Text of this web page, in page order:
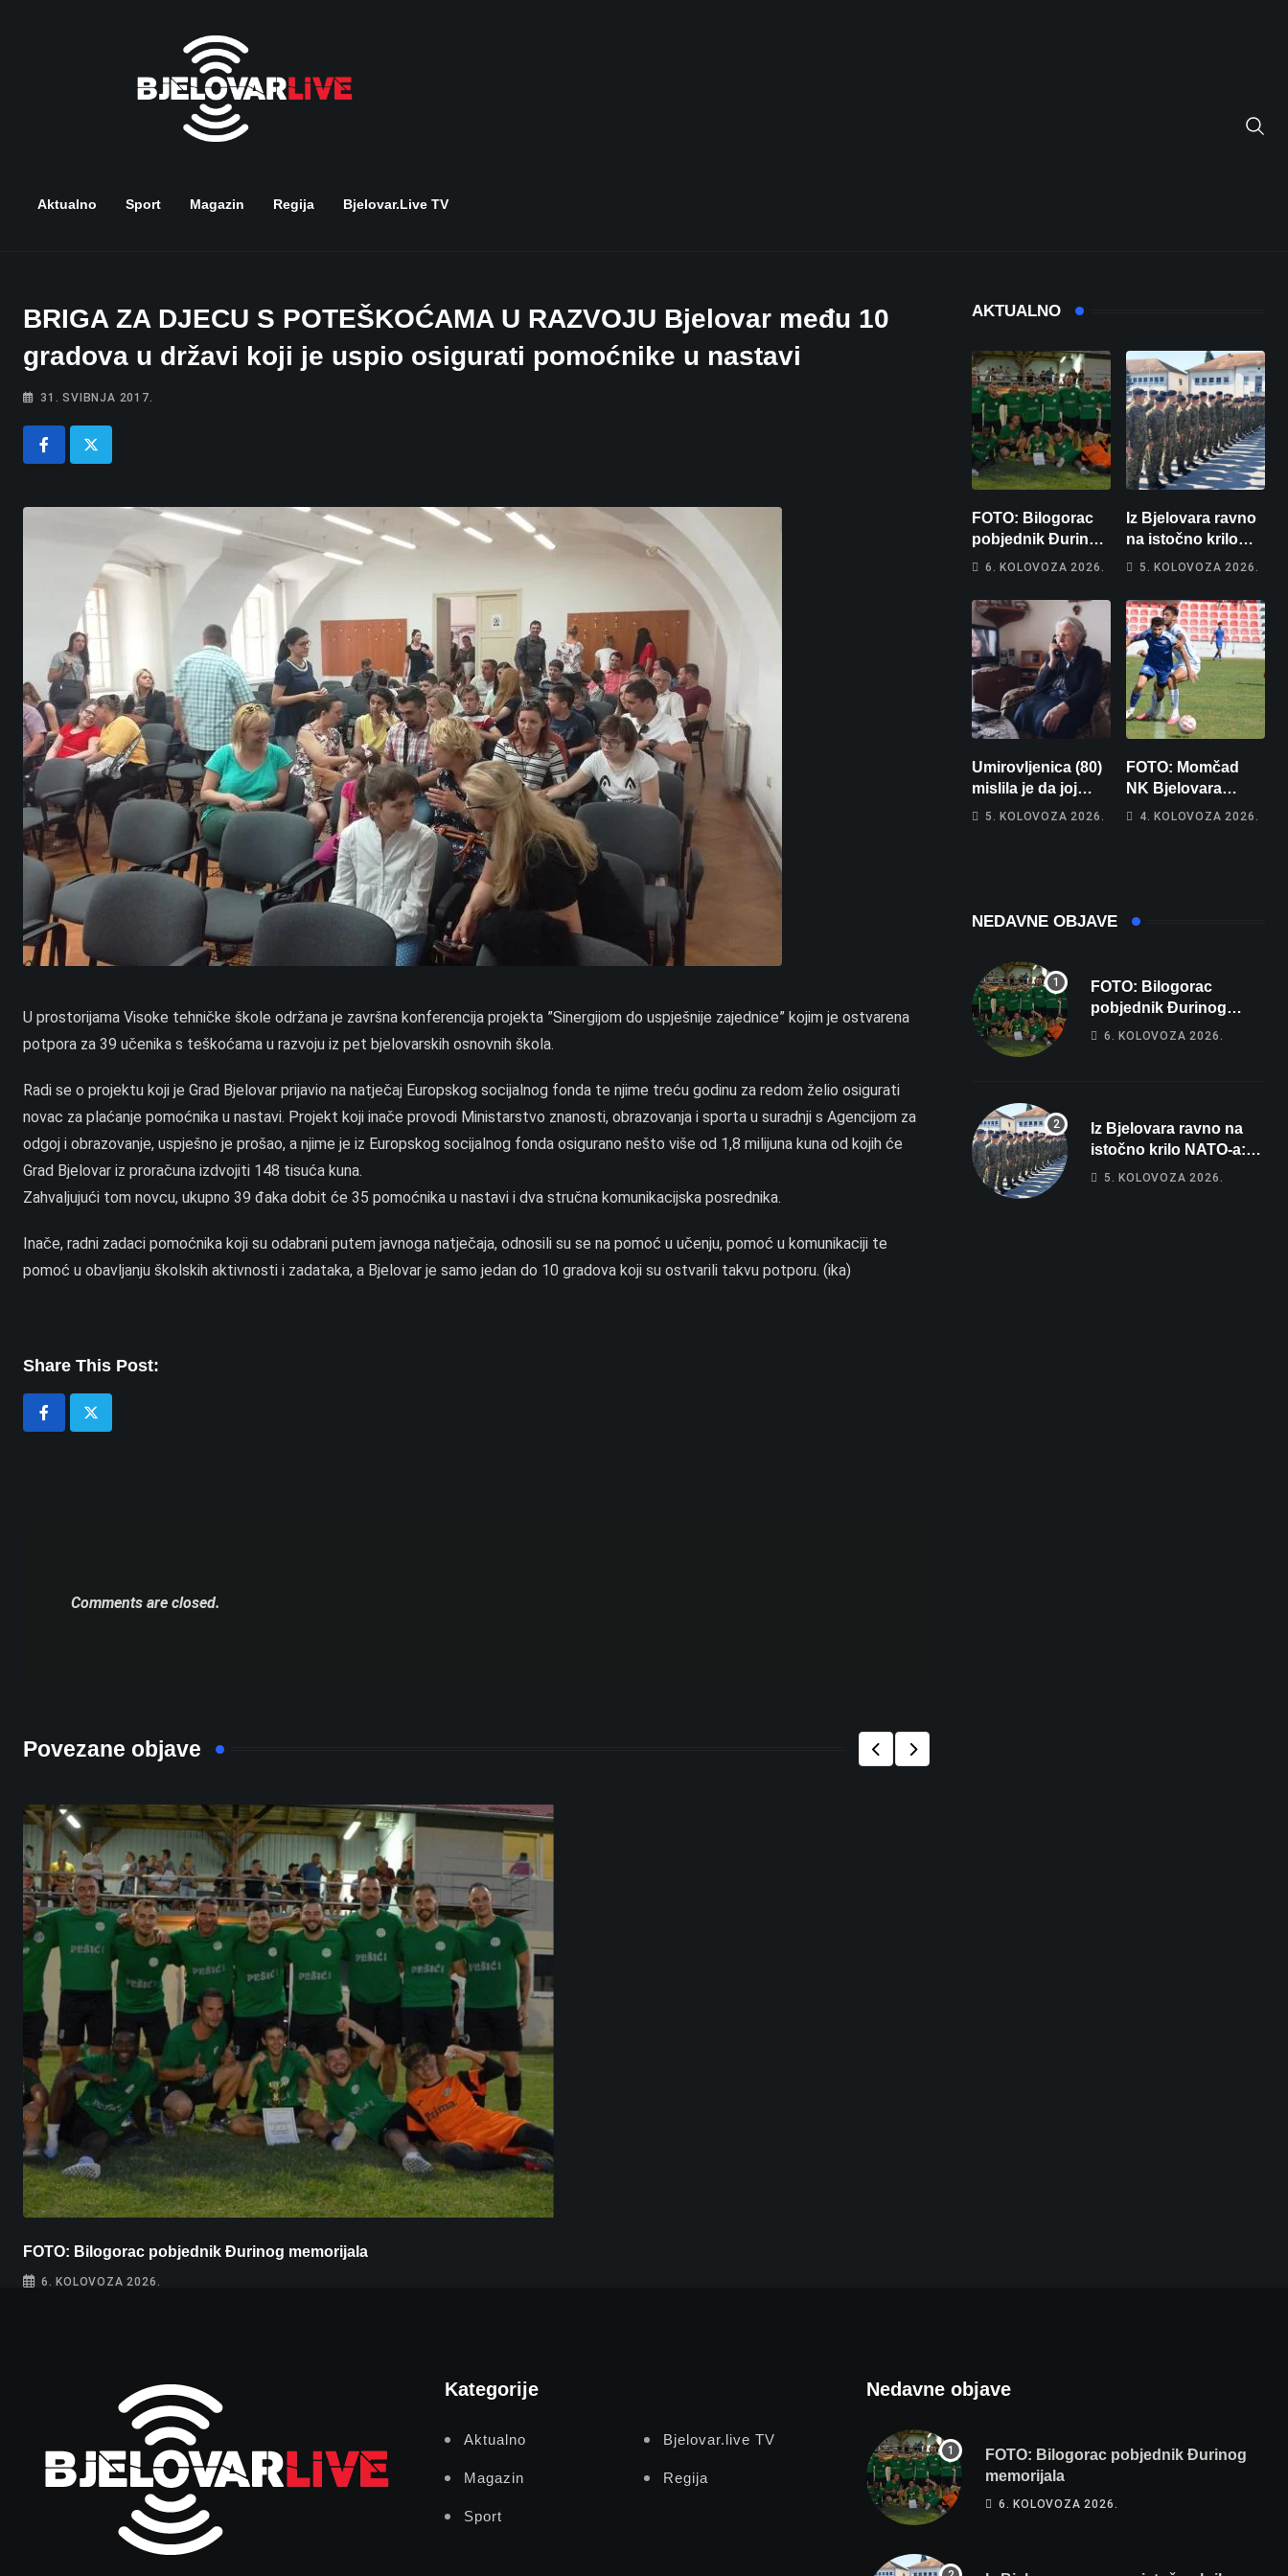
Aktualno Sport Magazin Regija Bjelovar.live TV
BRIGA ZA DJECU S POTEŠKOĆAMA U RAZVOJU Bjelovar među 10
gradova u državi koji je uspio osigurati pomoćnike u nastavi
31. SVIBNJA 2017.
U prostorijama Visoke tehničke škole održana je završna konferencija projekta ”Sinergijom do uspješnije zajednice” kojim je ostvarena
potpora za 39 učenika s teškoćama u razvoju iz pet bjelovarskih osnovnih škola.
Radi se o projektu koji je Grad Bjelovar prijavio na natječaj Europskog socijalnog fonda te njime treću godinu za redom želio osigurati
novac za plaćanje pomoćnika u nastavi. Projekt koji inače provodi Ministarstvo znanosti, obrazovanja i sporta u suradnji s Agencijom za
odgoj i obrazovanje, uspješno je prošao, a njime je iz Europskog socijalnog fonda osigurano nešto više od 1,8 milijuna kuna od kojih će
Grad Bjelovar iz proračuna izdvojiti 148 tisuća kuna.
Zahvaljujući tom novcu, ukupno 39 đaka dobit će 35 pomoćnika u nastavi i dva stručna komunikacijska posrednika.
Inače, radni zadaci pomoćnika koji su odabrani putem javnoga natječaja, odnosili su se na pomoć u učenju, pomoć u komunikaciji te
pomoć u obavljanju školskih aktivnosti i zadataka, a Bjelovar je samo jedan do 10 gradova koji su ostvarili takvu potporu. (ika)
Share This Post:
Comments are closed.
Povezane objave
FOTO: Bilogorac pobjednik Đurinog memorijala
6. KOLOVOZA 2026.
AKTUALNO
FOTO: Bilogorac
pobjednik Đurinog
memorijala
6. KOLOVOZA 2026.
Iz Bjelovara ravno
na istočno krilo
NATO-a: Evo kamo
vojnika i 6
vojnikinja
5. KOLOVOZA 2026.
Umirovljenica (80)
mislila je da joj
piše kći pa ostala
5. KOLOVOZA 2026.
FOTO: Momčad
NK Bjelovara
poprima jesenski
4. KOLOVOZA 2026.
NEDAVNE OBJAVE
FOTO: Bilogorac
pobjednik Đurinog
memorijala
6. KOLOVOZA 2026.
Iz Bjelovara ravno na
istočno krilo NATO-a:
Evo kamo odlazi 82
5. KOLOVOZA 2026.
Kategorije
Aktualno Bjelovar.live TV
Magazin Regija
Sport
Nedavne objave
FOTO: Bilogorac pobjednik Đurinog
memorijala
6. KOLOVOZA 2026.